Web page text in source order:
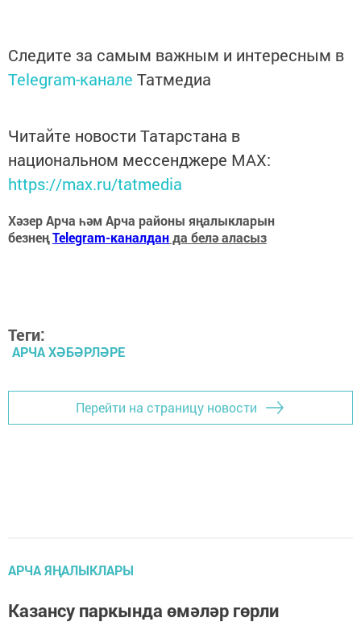
Следите за самым важным и интересным в
Telegram-канале Татмедиа
Читайте новости Татарстана в
национальном мессенджере MАХ:
https://max.ru/tatmedia
Хәзер Арча һәм Арча районы яңалыкларын
безнеңTelegram-каналданда белә аласыз
Теги:
АРЧА ХӘБӘРЛӘРЕ
Перейти на страницу новости
АРЧА ЯҢАЛЫКЛАРЫ
Казансу паркында өмәләр гөрли